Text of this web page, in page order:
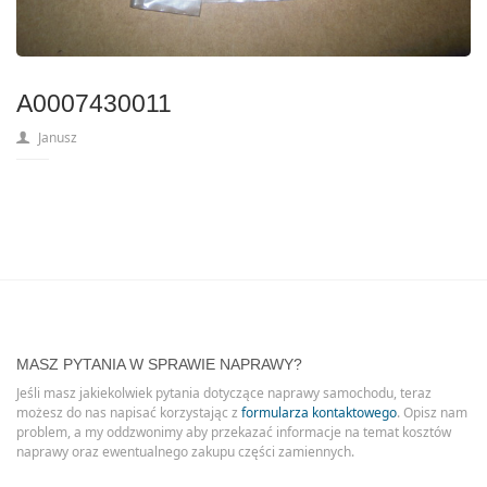
A0007430011
Janusz
MASZ PYTANIA W SPRAWIE NAPRAWY?
Jeśli masz jakiekolwiek pytania dotyczące naprawy samochodu, teraz
możesz do nas napisać korzystając z formularza kontaktowego. Opisz nam
problem, a my oddzwonimy aby przekazać informacje na temat kosztów
naprawy oraz ewentualnego zakupu części zamiennych.